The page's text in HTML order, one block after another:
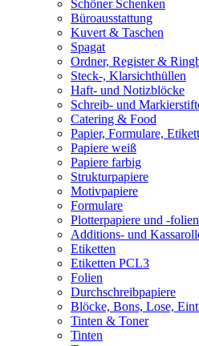
Schöner Schenken
Büroausstattung
Kuvert & Taschen
Spagat
Ordner, Register &
Steck-, Klarsichthüllen
Haft- und Notizblöcke
Schreib- und
Catering & Food
Papier, Formulare,
Papiere weiß
Papiere farbig
Strukturpapiere
Motivpapiere
Formulare
Plotterpapiere und -folien
Additions- und
Etiketten
Etiketten PCL3
Folien
Durchschreibpapiere
Blöcke, Bons, Lose,
Tinten & Toner
Tinten